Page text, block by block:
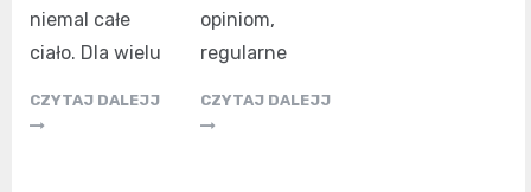
niemal całe
ciało. Dla wielu
CZYTAJ DALEJJ
opiniom,
regularne
CZYTAJ DALEJJ